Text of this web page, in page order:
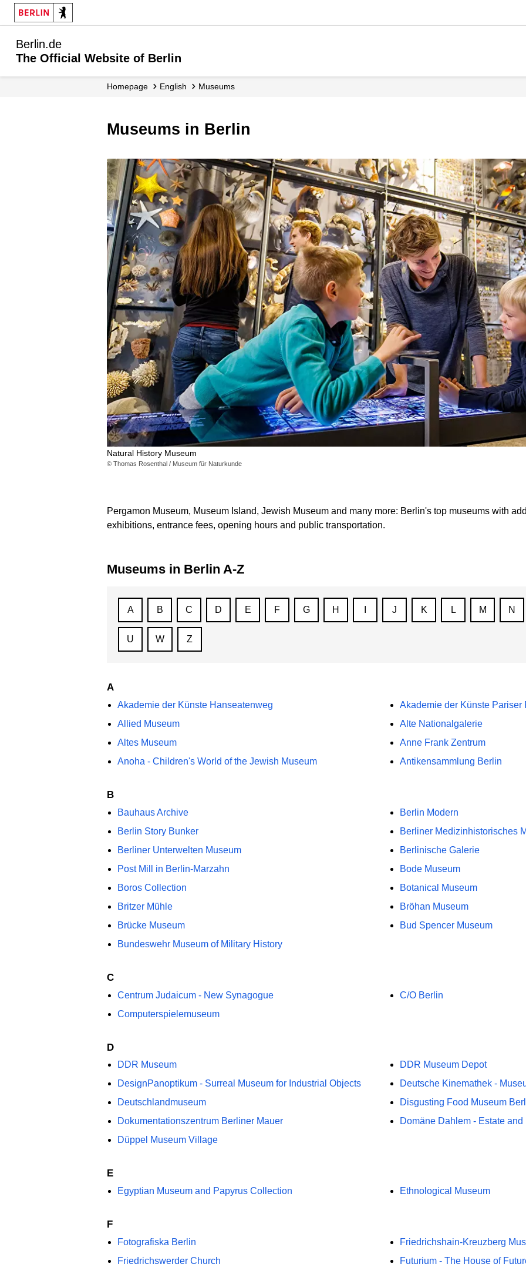
Berlin.de
The Official Website of Berlin
Homepage English Museums
Museums in Berlin
Natural History Museum
© Thomas Rosenthal / Museum für Naturkunde
Pergamon Museum, Museum Island, Jewish Museum and many more: Berlin's top museums with
exhibitions, entrance fees, opening hours and public transportation.
Museums in Berlin A-Z
A B C D E F G H J K L M N
U W Z
A
Akademie der Künste Hanseatenweg
Akademie der Künste Pariser
Allied Museum
Alte Nationalgalerie
Altes Museum
Anne Frank Zentrum
Anoha - Children's World of the Jewish Museum
Antikensammlung Berlin
B
Bauhaus Archive
Berlin Modern
Berlin Story Bunker
Berliner Medizinhistorisches
Berliner Unterwelten Museum
Berlinische Galerie
Post Mill in Berlin-Marzahn
Bode Museum
Boros Collection
Botanical Museum
Britzer Mühle
Bröhan Museum
Brücke Museum
Bud Spencer Museum
Bundeswehr Museum of Military History
C
Centrum Judaicum - New Synagogue
C/O Berlin
Computerspielemuseum
D
DDR Museum
DDR Museum Depot
DesignPanoptikum - Surreal Museum for Industrial Objects
Deutsche Kinemathek -
Deutschlandmuseum
Disgusting Food Museum
Dokumentationszentrum Berliner Mauer
Domäne Dahlem - Estate and
Düppel Museum Village
E
Egyptian Museum and Papyrus Collection Ethnological Museum
F
Fotografiska Berlin
Friedrichshain-Kreuzberg
Friedrichswerder Church
Futurium - The House of